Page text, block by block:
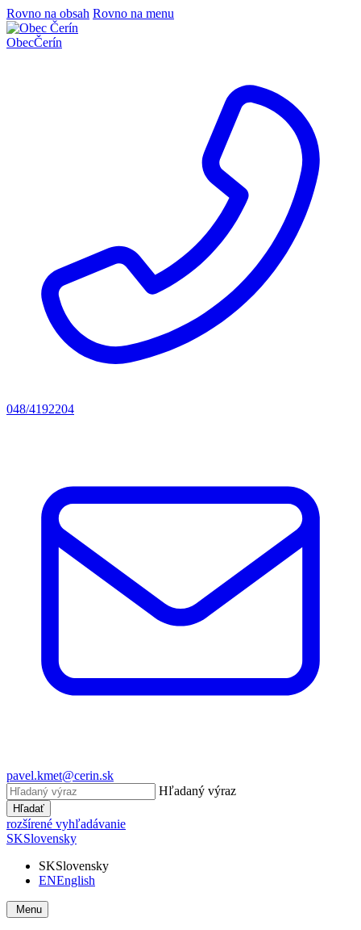
Rovno na obsah Rovno na menu
ObecČerín
048/4192204
pavel.kmet@cerin.sk
Hľadaný výraz
Hľadať
rozšírené vyhľadávanie
SKSlovensky
SKSlovensky
ENEnglish
Menu